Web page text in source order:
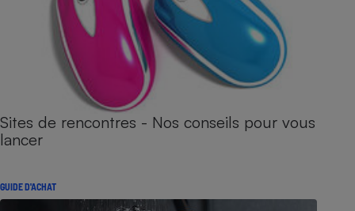
Sites de rencontres - Nos conseils pour vous
lancer
GUIDE D'ACHAT